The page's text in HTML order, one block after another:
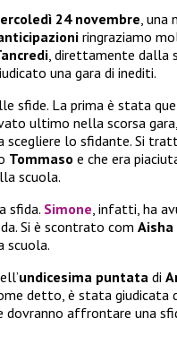
24 novembre, una
ringraziamo
, direttamente dalla
una gara di inediti.
sfide. La prima è stata
ultimo nella scorsa
scegliere lo sfidante. Si
Tommaso e che era
scuola.
sfida. Simone, infatti, ha
Si è scontrato com Aisha
scuola.
undicesima puntata di
detto, è stata giudicata
affrontare una